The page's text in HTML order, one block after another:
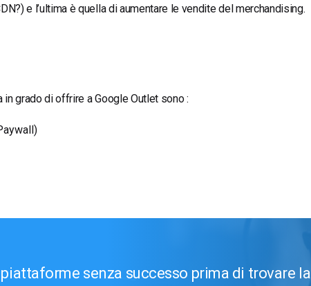
e l’ultima è quella di aumentare le vendite del merchandising.
in grado di offrire a Google Outlet sono:
)
senza successo prima di trovare la